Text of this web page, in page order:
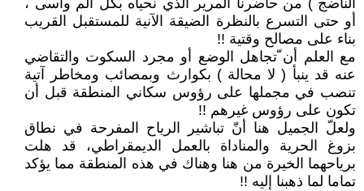
الناضج ) من حاضرنا المرير الذي نحياه بكل ألم وأسى ،
أو حتى التسرع بالنظرة الضيقة الآنية للمستقبل القريب
بناء على مصالح وقتية !!
مع العلم أن ّتجاهل الوضع أو مجرد السكوت والتقاضي
عنه قد ينبأ ( لا محالة ) بكوارث وبمصائب ومخاطر آتية
تنصب في مجملها على رؤوس سكاني المنطقة قبل أن
تكون على رؤوس غيرهم !!
ولعلّ الجميل هنا أنّ تباشير الرياح المفرحة في نطاق
بزوغ الحرية والمناداة بالعمل الديمقراطي، قد هلت
برياحهما الخيرة من هنا وهناك في هذه المنطقة مما يؤكد
تماما لما ذهبنا إليه !!